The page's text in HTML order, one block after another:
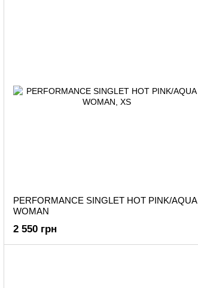
PERFORMANCE SINGLET HOT PINK/AQUA
WOMAN
2 550 грн